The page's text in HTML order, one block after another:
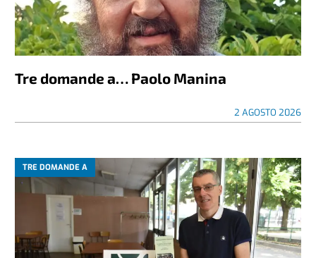
Tre domande a… Paolo Manina
2 AGOSTO 2026
TRE DOMANDE A